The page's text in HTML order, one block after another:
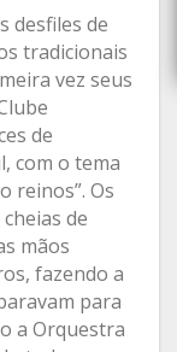
desfiles de
tradicionais
vez seus
de
com o tema
reinos”. Os
de
mãos
fazendo a
para
a Orquestra